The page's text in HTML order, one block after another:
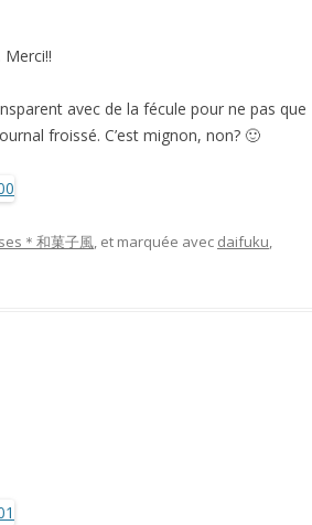
. Merci!!
avec de la fécule pour ne pas que
froissé. C’est mignon, non? 🙂
＊和菓子風, et marquée avec daifuku,